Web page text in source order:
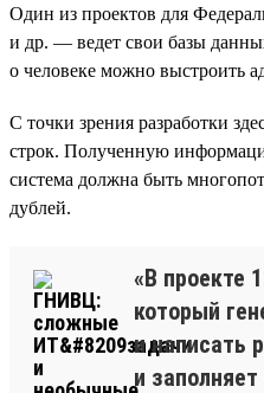
Один из проектов для
и др. — ведет свои базы
о человеке можно выстроить
С точки зрения разработки
строк. Полученную
система должна быть
дублей.
«В проекте
который
и написать
и